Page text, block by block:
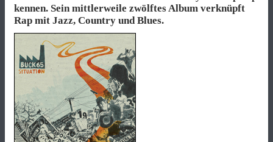
kennen. Sein mittlerweile zwölftes Album verknüpft
Rap mit Jazz, Country und Blues.